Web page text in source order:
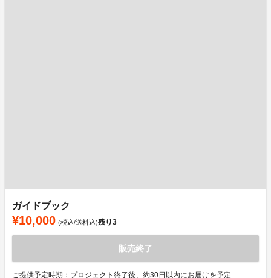
ガイドブック
¥10,000 (税込/送料込)残り3
販売終了
ご提供予定時期：プロジェクト終了後、約30日以内にお届けを予定